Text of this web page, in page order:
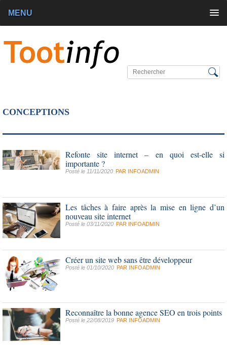
MENU
CONCEPTIONS
Refonte site internet – en quoi est-elle si
importante ?
Posté le 11/11/2020 PAR INFOADMIN
Les tâches à faire après la mise en ligne d’un
nouveau site internet
Posté le 03/11/2020 PAR INFOADMIN
Créer un site web sans être développeur
Posté le 01/10/2020 PAR INFOADMIN
Reconnaître la bonne agence SEO en trois points
Posté le 22/08/2019 PAR INFOADMIN